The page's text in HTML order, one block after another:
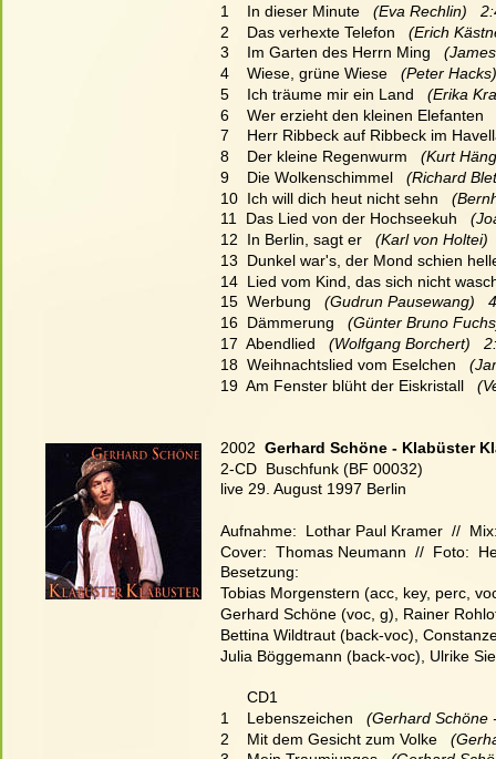
1    In dieser Minute
(Eva Rechlin)
2    Das verhexte Telefon
(Erich
3    Im Garten des Herrn Ming
4    Wiese, grüne Wiese
(Peter
5    Ich träume mir ein Land
(Erika
6    Wer erzieht den kleinen Elefanten
7    Herr Ribbeck auf Ribbeck im
8    Der kleine Regenwurm
(Kurt
9    Die Wolkenschimmel
(Richard
10  Ich will dich heut nicht sehn
11  Das Lied von der Hochseekuh
12  In Berlin, sagt er
(Karl von Holtei)
13  Dunkel war's, der Mond schien
14  Lied vom Kind, das sich nicht
15  Werbung
(Gudrun Pausewang)
16  Dämmerung
(Günter Bruno
17  Abendlied
(Wolfgang Borchert)
18  Weihnachtslied vom Eselchen
19  Am Fenster blüht der Eiskristall
2002 Gerhard Schöne - Klabüster
2-CD  Buschfunk (BF 00032)
live 29. August 1997 Berlin
Aufnahme:  Lothar Paul Kramer  //
Cover:  Thomas Neumann  //  Foto:
Besetzung:
Tobias Morgenstern (acc, key, perc,
Gerhard Schöne (voc, g), Rainer
Bettina Wildtraut (back-voc),
Julia Böggemann (back-voc), Ulrike
      CD1
1    Lebenszeichen
(Gerhard Schöne
2    Mit dem Gesicht zum Volke